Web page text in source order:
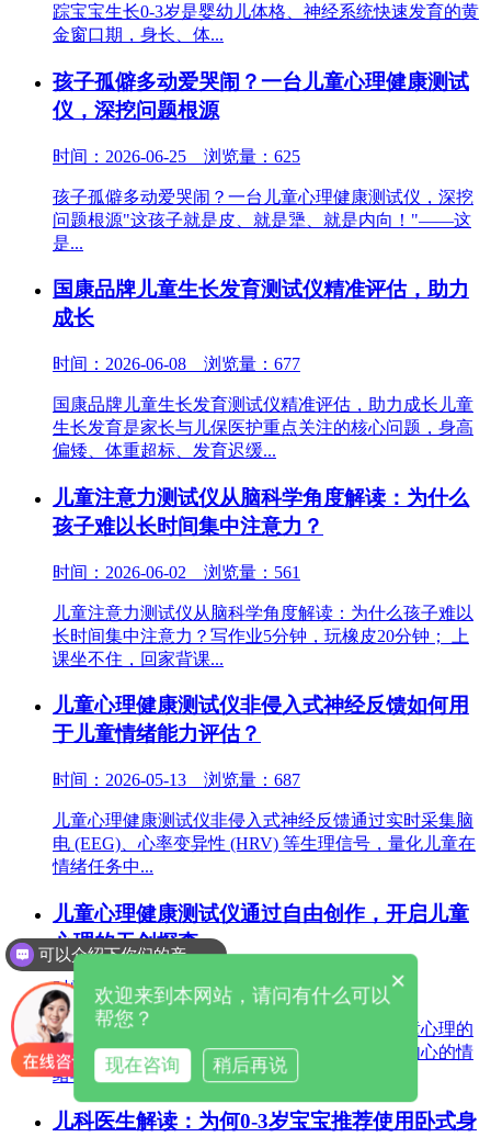
踪宝宝生长0-3岁是婴幼儿体格、神经系统快速发育的黄
金窗口期，身长、体...
孩子孤僻多动爱哭闹？一台儿童心理健康测试
仪，深挖问题根源
时间：2026-06-25 浏览量：625
孩子孤僻多动爱哭闹？一台儿童心理健康测试仪，深挖
问题根源"这孩子就是皮、就是犟、就是内向！"——这
是...
国康品牌儿童生长发育测试仪精准评估，助力
成长
时间：2026-06-08 浏览量：677
国康品牌儿童生长发育测试仪精准评估，助力成长儿童
生长发育是家长与儿保医护重点关注的核心问题，身高
偏矮、体重超标、发育迟缓...
儿童注意力测试仪从脑科学角度解读：为什么
孩子难以长时间集中注意力？
时间：2026-06-02 浏览量：561
儿童注意力测试仪从脑科学角度解读：为什么孩子难以
长时间集中注意力？写作业5分钟，玩橡皮20分钟； 上
课坐不住，回家背课...
儿童心理健康测试仪非侵入式神经反馈如何用
于儿童情绪能力评估？
时间：2026-05-13 浏览量：687
儿童心理健康测试仪非侵入式神经反馈通过实时采集脑
电 (EEG)、心率变异性 (HRV) 等生理信号，量化儿童在
情绪任务中...
儿童心理健康测试仪通过自由创作，开启儿童
心理的无创探查
时间：2026-04-09 浏览量：692
儿童心理健康测试仪：通过自由创作，开启儿童心理的
无创探查对儿童而言，语言常常难以完全表达内心的情
绪与压力，传统心理测评又...
儿科医生解读：为何0-3岁宝宝推荐使用卧式身
可以介绍下你们的产品么
×
欢迎来到本网站，请问有什么可以
帮您？
现在咨询 稍后再说